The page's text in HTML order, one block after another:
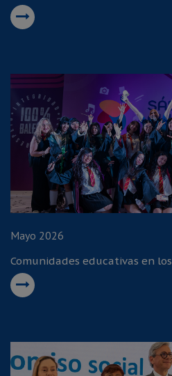
Mayo 2026
Comunidades educativas en